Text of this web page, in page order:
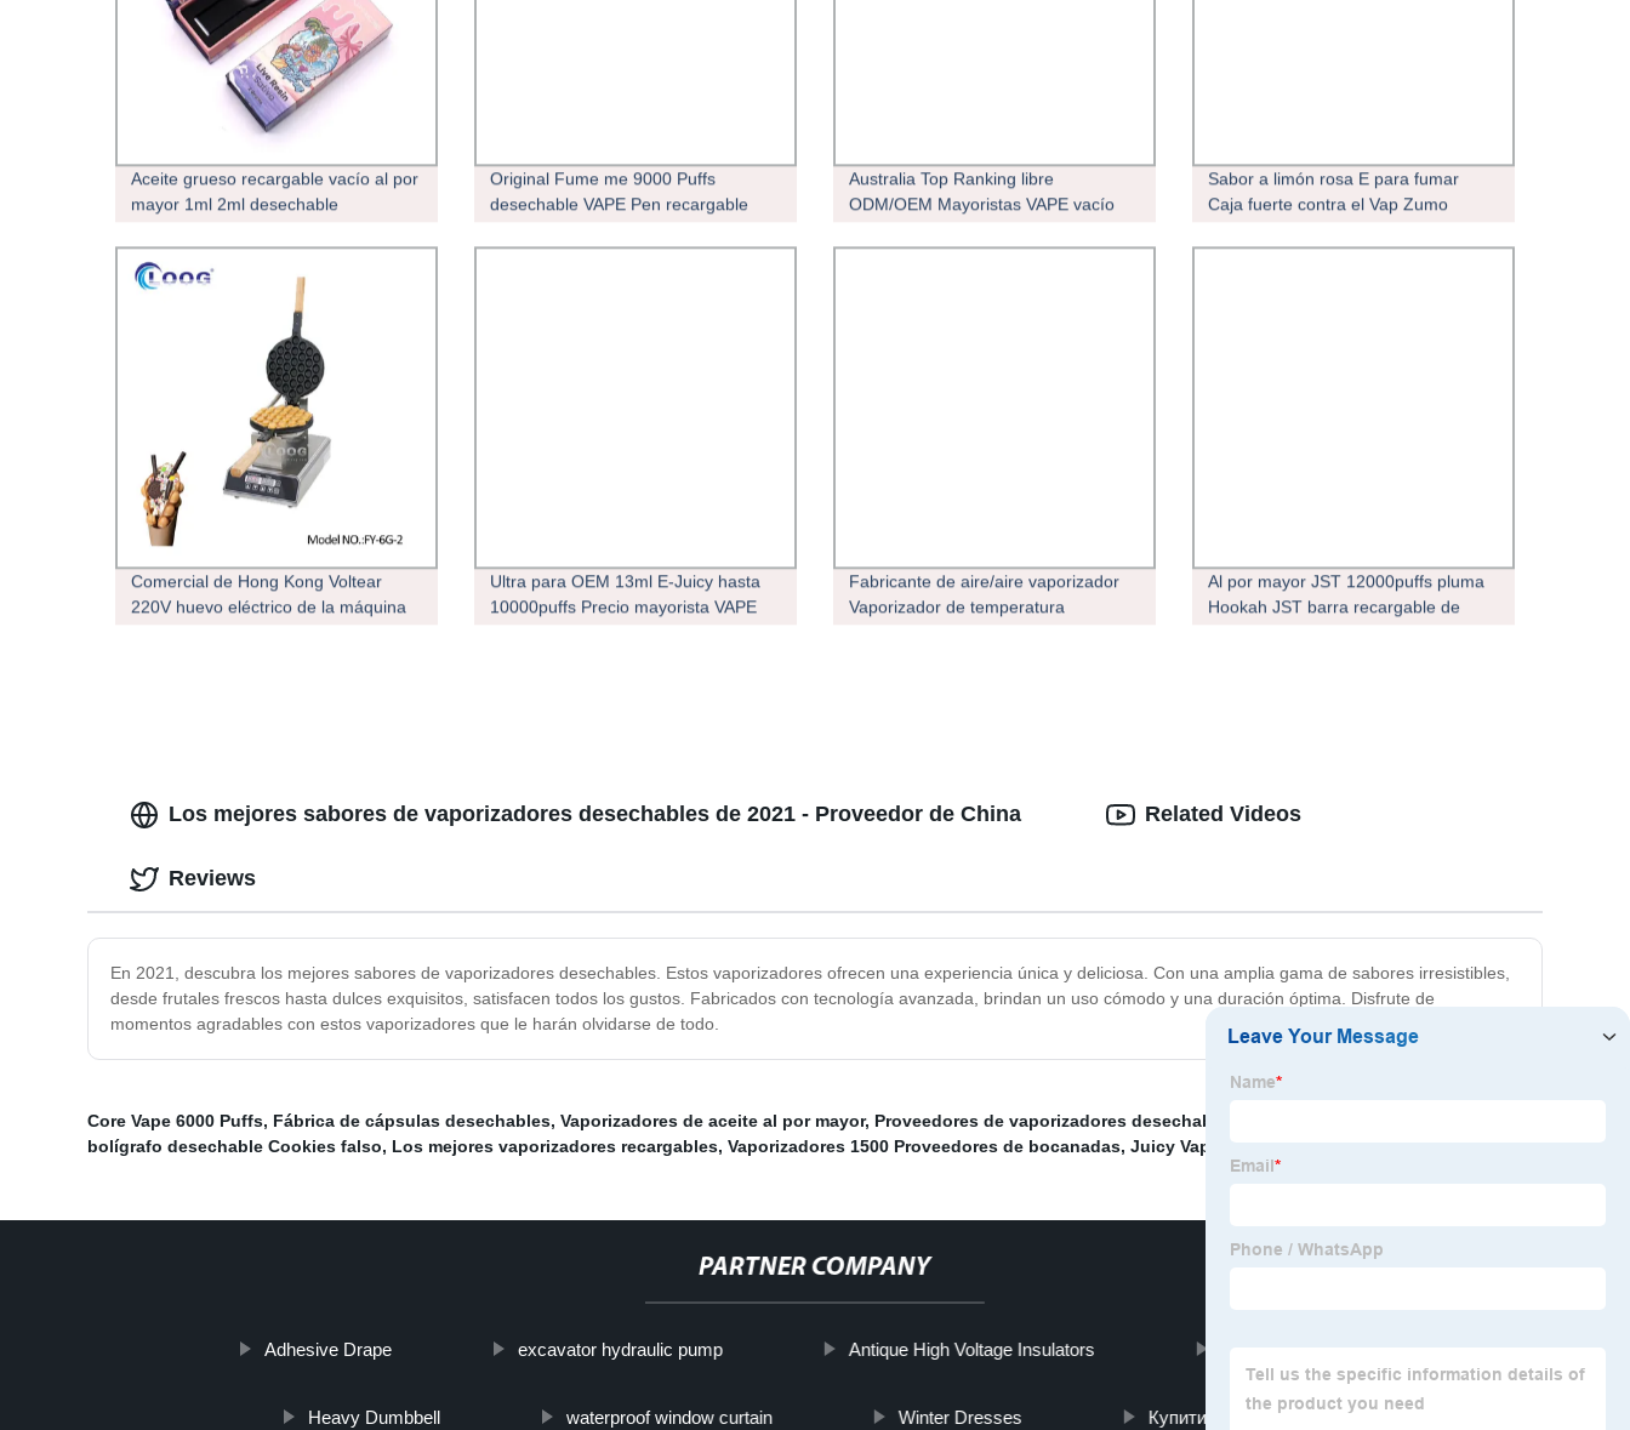
Aceite grueso recargable vacío al por
mayor 1ml 2ml desechable
vaporizador VAPE Ceramic Pen
Precio Marca OEM
Original Fume me 9000 Puffs
desechable VAPE Pen recargable
fábrica de venta al por mayor E
Australia Top Ranking libre
ODM/OEM Mayoristas VAPE vacío
electrónico Vaporizer de hierbas
Sabor a limón rosa E para fumar
Caja fuerte contra el Vap Zumo
Comercial de Hong Kong Voltear
220V huevo eléctrico de la máquina
Ultra para OEM 13ml E-Juicy hasta
10000puffs Precio mayorista VAPE
Fabricante de aire/aire vaporizador
Vaporizador de temperatura
Al por mayor JST 12000puffs pluma
Hookah JST barra recargable de
Los mejores sabores de vaporizadores desechables de 2021 - Proveedor de China
En 2021, descubra los mejores sabores de vaporizadores desechables. Estos vaporizadores ofrecen una experiencia única y deliciosa. Con una amplia gama de sabores irresistibles,
desde frutales frescos hasta dulces exquisitos, satisfacen todos los gustos. Fabricados con tecnología avanzada, brindan un uso cómodo y una duración óptima. Disfrute de
momentos agradables con estos vaporizadores que le harán olvidarse de todo.
Related Videos
Reviews
Core Vape 6000 Puffs, Fábrica de cápsulas desechables, Vaporizadores de aceite al por mayor, Proveedores de vaporizadores desechables
bolígrafo desechable Cookies falso, Los mejores vaporizadores recargables, Vaporizadores 1500 Proveedores de bocanadas, Juicy Vape Company
PARTNER COMPANY
Adhesive Drape excavator hydraulic pump Antique High Voltage Insulators
Heavy Dumbbell waterproof window curtain Winter Dresses Купити Трактор Кейс